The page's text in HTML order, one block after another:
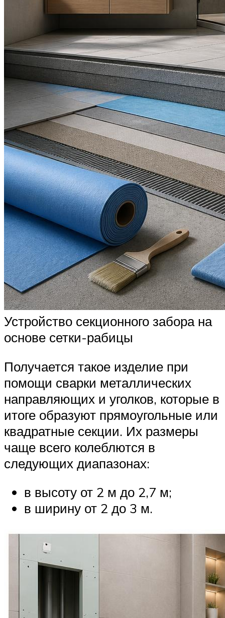
Устройство секционного забора на
основе сетки-рабицы
Получается такое изделие при
помощи сварки металлических
направляющих и уголков, которые в
итоге образуют прямоугольные или
квадратные секции. Их размеры
чаще всего колеблются в
следующих диапазонах:
в высоту от 2 м до 2,7 м;
в ширину от 2 до 3 м.